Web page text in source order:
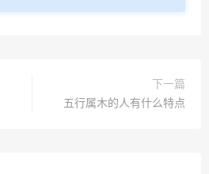
下一篇
五行属木的人有什么特点